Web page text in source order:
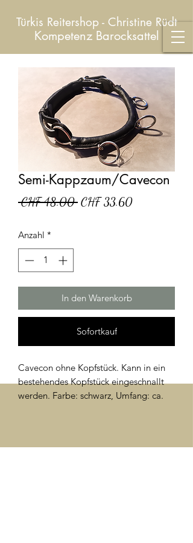
Türkis Reitershop - Christine Rüdt
Kompetenz Barocksattel
Semi-Kappzaum/Cavecon
CHF 48.00 Standardpreis
CHF 33.60Sale-
Anzahl *
In den Warenkorb
Sofortkauf
Cavecon ohne Kopfstück. Kann in ein
bestehendes Kopfstück eingeschnallt
werden. Farbe: schwarz, Umfang: ca.